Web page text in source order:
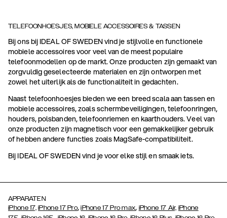
TELEFOONHOESJES, MOBIELE ACCESSOIRES & TASSEN
Bij ons bij IDEAL OF SWEDEN vind je stijlvolle en functionele
mobiele accessoires voor veel van de meest populaire
telefoonmodellen op de markt. Onze producten zijn gemaakt van
zorgvuldig geselecteerde materialen en zijn ontworpen met
zowel het uiterlijk als de functionaliteit in gedachten.
Naast telefoonhoesjes bieden we een breed scala aan tassen en
mobiele accessoires, zoals schermbeveiligingen, telefoonringen,
houders, polsbanden, telefoonriemen en kaarthouders. Veel van
onze producten zijn magnetisch voor een gemakkelijker gebruik
of hebben andere functies zoals MagSafe-compatibiliteit.
Bij IDEAL OF SWEDEN vind je voor elke stijl en smaak iets.
APPARATEN
iPhone 17, iPhone 17 Pro,iPhone 17 Pro max, iPhone 17 Air, iPhone